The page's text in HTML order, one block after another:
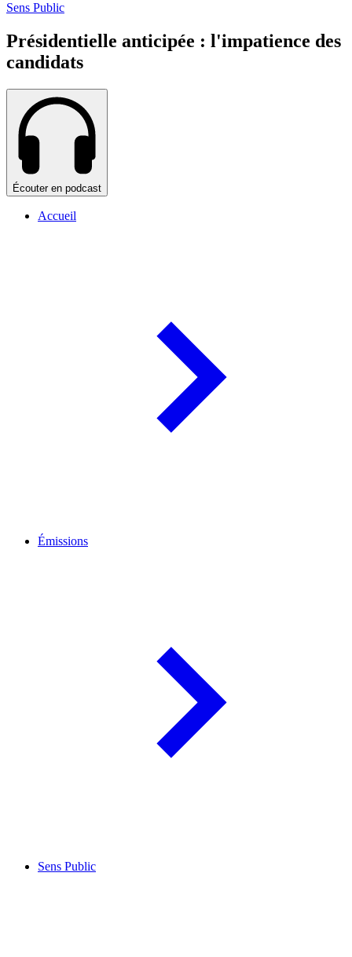
Sens Public
Présidentielle anticipée : l'impatience des
candidats
Écouter en podcast
Accueil
Émissions
Sens Public